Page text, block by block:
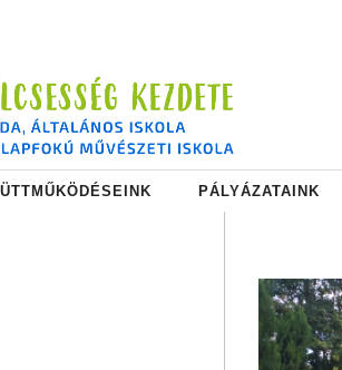
PÁLYÁZATAINK